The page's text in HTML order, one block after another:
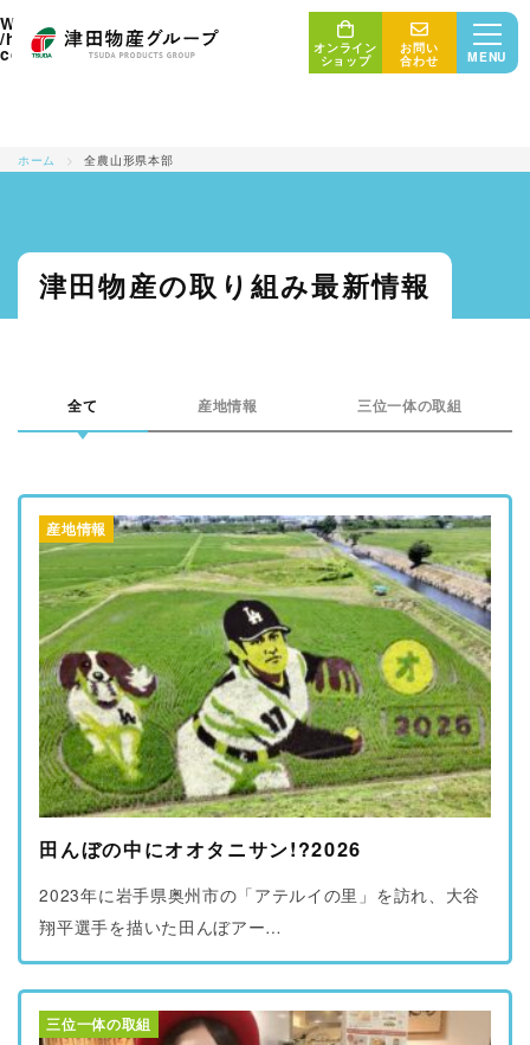
三位一体の取り組み
最新情報
サステナビリティ
ブログ
プライバシーポリシー
オンライン
ショップ
お問い
合わせ MENU
Warning : Undefined array key "tag" in
/home/union006/ricefriend.com/public_html/wp/wp-
content/themes/uniontheme/archive.phpon line5
ホーム > 全農山形県本部
津田物産の取り組み最新情報
全て 産地情報 三位一体の取組
産地情報
田んぼの中にオオタニサン!?2026
2023年に岩手県奥州市の「アテルイの里」を訪れ、大谷
翔平選手を描いた田んぼアー…
三位一体の取組